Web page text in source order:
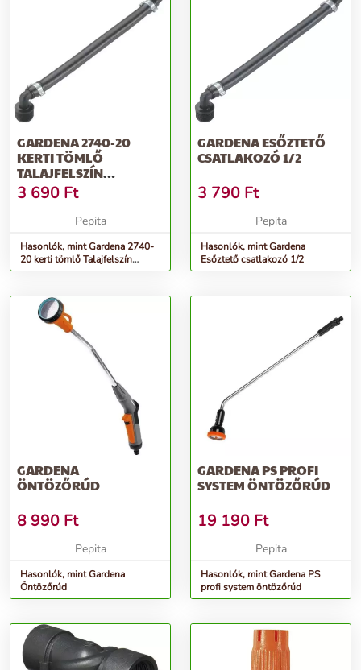
GARDENA 2740-20
KERTI TÖMLŐ
TALAJFELSZÍN
FELETTI/SÜLLYESZTETT
FEKETE
3 690 Ft
Pepita
Hasonlók, mint Gardena 2740-
20 kerti tömlő Talajfelszín
feletti/süllyesztett Fekete
GARDENA ESŐZTETŐ
CSATLAKOZÓ 1/2
3 790 Ft
Pepita
Hasonlók, mint Gardena
Esőztető csatlakozó 1/2
GARDENA
ÖNTÖZŐRÚD
8 990 Ft
Pepita
Hasonlók, mint Gardena
Öntözőrúd
GARDENA PS PROFI
SYSTEM ÖNTÖZŐRÚD
19 190 Ft
Pepita
Hasonlók, mint Gardena PS
profi system öntözőrúd